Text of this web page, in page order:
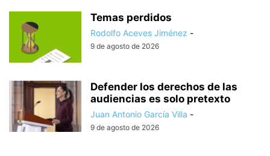
Temas perdidos
Rodolfo Aceves Jiménez -
9 de agosto de 2026
Defender los derechos de las
audiencias es solo pretexto
Juan Antonio García Villa -
9 de agosto de 2026